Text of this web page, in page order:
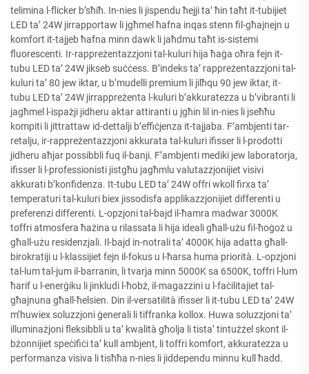
telimina l-flicker b’sħiħ. In-nies li jispendu ħejji ta’ ħin taħt it-tubijiet
LED ta’ 24W jirrapportaw li jgħmel ħafna inqas stenn fil-għajnejn u
komfort it-tajjeb ħafna minn dawk li jaħdmu taħt is-sistemi
fluorescenti. Ir-rappreżentazzjoni tal-kuluri hija ħaġa oħra fejn it-
tubu LED ta’ 24W jikseb suċċess. B’indeks ta’ rappreżentazzjoni tal-
kuluri ta’ 80 jew iktar, u b’mudelli premium li jilħqu 90 jew iktar, it-
tubu LED ta’ 24W jirrappreżenta l-kuluri b’akkuratezza u b’vibranti li
jagħmel l-ispażji jidheru aktar attiranti u jgħin lil in-nies li jseħħu
kompiti li jittrattaw id-dettalji b’effiċjenza it-tajjaba. F’ambjenti tar-
retalju, ir-rappreżentazzjoni akkurata tal-kuluri ifisser li l-prodotti
jidheru aħjar possibbli fuq il-banji. F’ambjenti mediki jew laboratorja,
ifisser li l-professionisti jistgħu jagħmlu valutazzjonijiet visivi
akkurati b’konfidenza. It-tubu LED ta’ 24W offri wkoll firxa ta’
temperaturi tal-kuluri biex jissodisfa applikazzjonijiet differenti u
preferenzi differenti. L-opzjoni tal-bajd il-ħamra madwar 3000K
toffri atmosfera ħażina u rilassata li hija ideali għall-użu fil-ħoġoż u
għall-użu residenzjali. Il-bajd in-notrali ta’ 4000K hija adatta għall-
birokratiji u l-klassijiet fejn il-fokus u l-ħarsa huma priorità. L-opzjoni
tal-lum tal-jum il-barranin, li tvarja minn 5000K sa 6500K, toffri l-lum
ħarif u l-enerġiku li jinkludi l-ħobż, il-magazzini u l-faċilitajiet tal-
għajnuna għall-ħelsien. Din il-versatilità ifisser li it-tubu LED ta’ 24W
m’huwiex soluzzjoni ġenerali li tiffranka kollox. Huwa soluzzjoni ta’
illuminażjoni fleksibbli u ta’ kwalità għolja li tista’ tintużżel skont il-
bżonnijiet speċifiċi ta’ kull ambjent, li toffri komfort, akkuratezza u
performanza visiva li tisħħa n-nies li jiddependu minnu kull ħadd.